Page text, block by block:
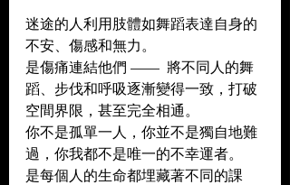
迷途的人利用肢體如舞蹈表達自身的
不安、傷感和無力。
是傷痛連結他們 ——  將不同人的舞
蹈、步伐和呼吸逐漸變得一致，打破
空間界限，甚至完全相通。
你不是孤單一人，你並不是獨自地難
過，你我都不是唯一的不幸運者。
是每個人的生命都埋藏著不同的課